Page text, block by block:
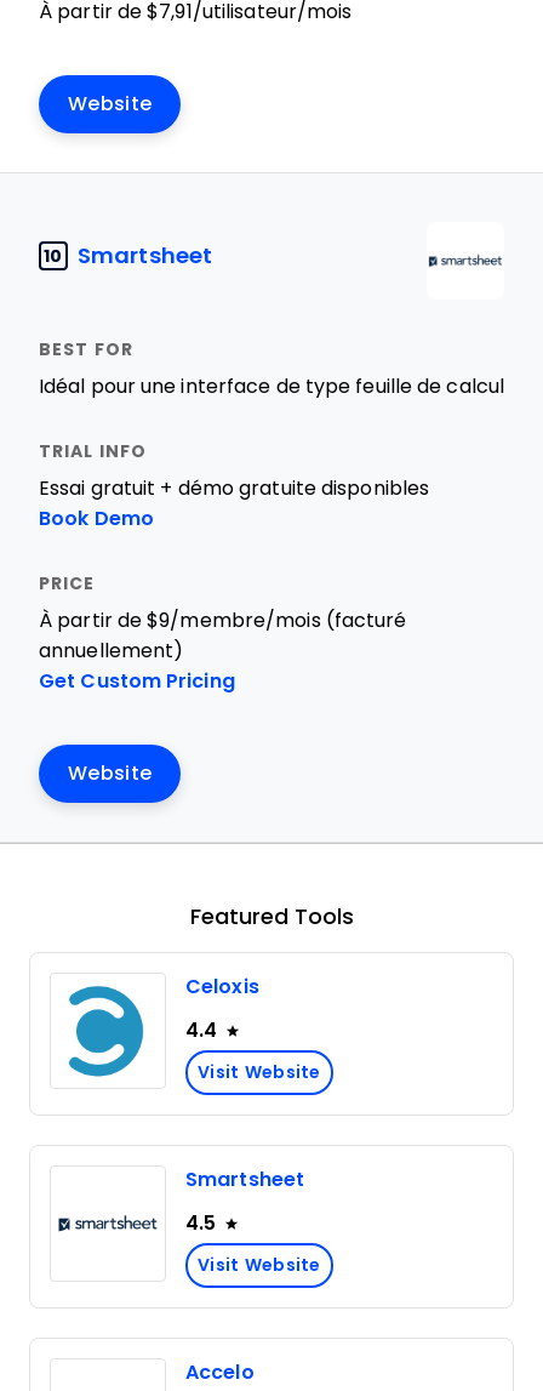
À partir de $7,91/utilisateur/mois
Website
10 Smartsheet
Idéal pour une interface de type feuille de calcul
Essai gratuit + démo gratuite disponibles
Book Demo
À partir de $9/membre/mois (facturé
annuellement)
Get Custom Pricing
Website
Featured Tools
Celoxis
4.4
Visit Website
Smartsheet
4.5
Visit Website
Accelo